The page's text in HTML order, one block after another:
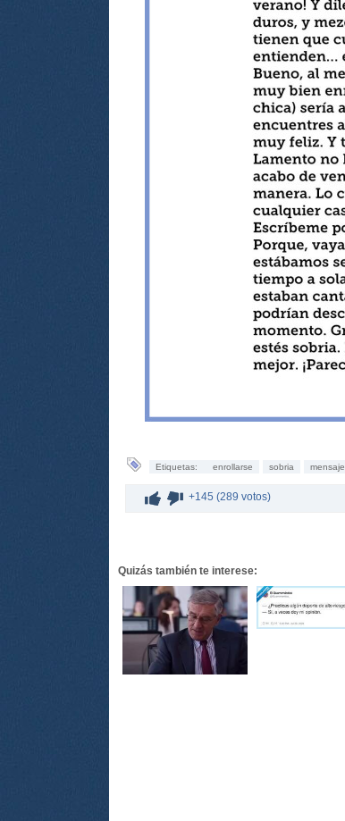
Etiquetas: enrollarse sobria mensaje
+145 (289 votos)
Quizás también te interese: